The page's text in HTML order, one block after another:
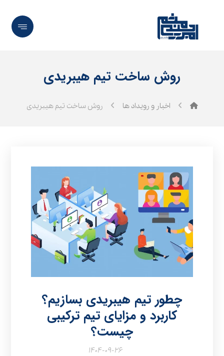
روش ساخت تیم هیبریدی
اخبار و رویداد ها روش ساخت تیم هیبریدی
چطور تیم هیبریدی بسازیم؟
کاربرد و مزایای تیم ترکیبی
چیست؟
۱۴۰۴-۰۹-۲۶